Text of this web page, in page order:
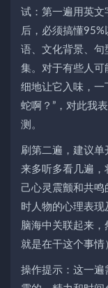
试：第一遍用英文
后，必须搞懂
语、文化背景、句
集。对于有些人
细地让它入味，一
蛇啊？”，对此我
测。
刷第二遍，建议
来多听多看几遍，
己心灵震颤和共
时人物的心理表
脑海中关联起来
就是在干这个事情
操作提示：这一遍